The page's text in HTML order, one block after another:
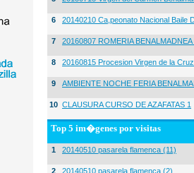
6 20140210 Ca,peonato Nacional Baile
7 20160807 ROMERIA
8 20160815 Procesion Virgen de la
9 AMBIENTE NOCHE FERIA
10 CLAUSURA CURSO DE AZAFATAS 1
Top 5 im�genes por visitas
1 20140510 pasarela flamenca (11)
2 20140510 pasarela flamenca (2)